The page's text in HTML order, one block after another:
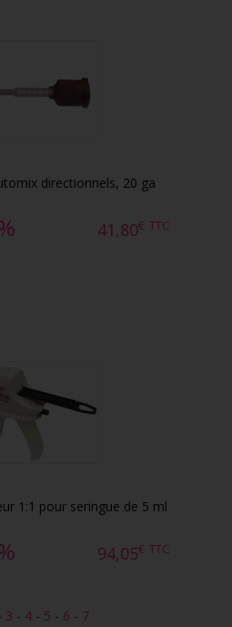
directionnels, 20 ga
41,80€ TTC
1:1 pour seringue de 5 ml
94,05€ TTC
3 - 4 - 5 - 6 - 7